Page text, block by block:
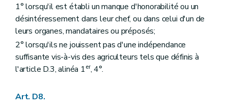
1° lorsqu'il est établi un manque d'honorabilité ou un
désintéressement dans leur chef, ou dans celui d'un de
leurs organes, mandataires ou préposés;
2° lorsqu'ils ne jouissent pas d'une indépendance
suffisante vis-à-vis des agriculteurs tels que définis à
l'article D.3, alinéa 1er, 4°.
Art. D8.